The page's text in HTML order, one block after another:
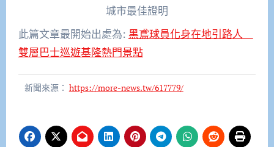
城市最佳證明
此篇文章最開始出處為: 黑鳶球員化身在地引路人
雙層巴士巡遊基隆熱門景點
新聞來源： https://more-news.tw/617779/